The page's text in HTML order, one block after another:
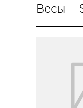
Весы —